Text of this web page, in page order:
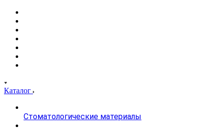
Каталог
Стоматологические материалы